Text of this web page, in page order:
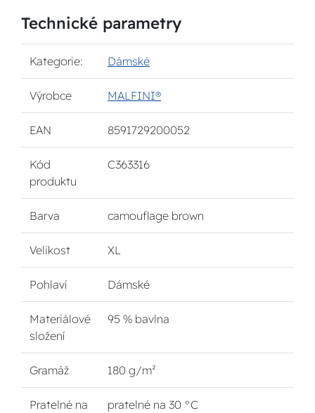
Technické parametry
Kategorie: Dámské
Výrobce MALFINI®
EAN 8591729200052
Kód
produktu
C363316
Barva camouflage brown
Velikost XL
Pohlaví Dámské
Materiálové
složení
95 % bavlna
Gramáž 180 g/m²
Pratelné na pratelné na 30 °C